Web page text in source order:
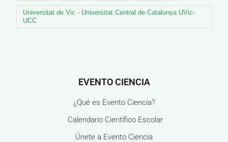
Universitat de Vic - Universitat Central de Catalunya UVic-
UCC
EVENTO CIENCIA
¿Qué es Evento Ciencia?
Calendario Científico Escolar
Únete a Evento Ciencia